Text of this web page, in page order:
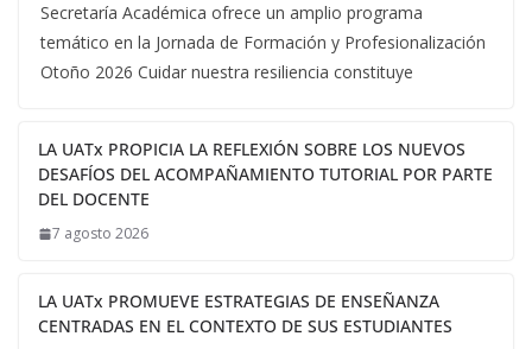
Secretaría Académica ofrece un amplio programa
temático en la Jornada de Formación y Profesionalización
Otoño 2026 Cuidar nuestra resiliencia constituye
LA UATx PROPICIA LA REFLEXIÓN SOBRE LOS NUEVOS
DESAFÍOS DEL ACOMPAÑAMIENTO TUTORIAL POR PARTE
DEL DOCENTE
7 agosto 2026
LA UATx PROMUEVE ESTRATEGIAS DE ENSEÑANZA
CENTRADAS EN EL CONTEXTO DE SUS ESTUDIANTES